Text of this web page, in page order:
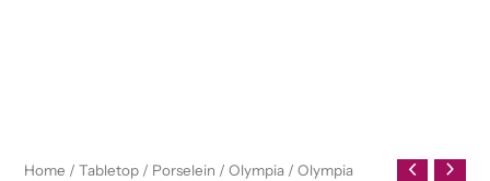
Home /Tabletop / Porselein /Olympia / Olympia